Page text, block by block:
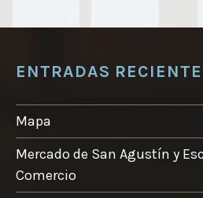
ENTRADAS
Mapa
Mercado de San Agustín y
Comercio